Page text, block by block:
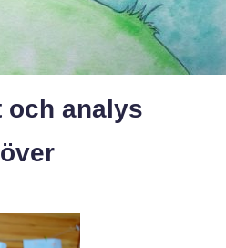
och analys